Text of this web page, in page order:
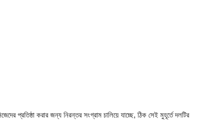
প্রতিষ্ঠা করার জন্য নিরন্তর সংগ্রাম চালিয়ে যাচ্ছে, ঠিক সেই মুহূর্তে দলটির